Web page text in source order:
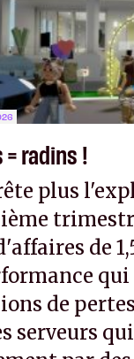
, puis
radins !
plus
de
de
serveurs